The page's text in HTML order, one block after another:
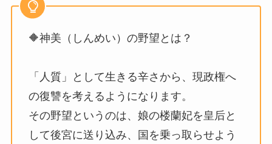
🔶神美（しんめい）の野望とは？
「人質」として生きる辛さから、現政権へ
の復讐を考えるようになります。
その野望というのは、娘の楼蘭妃を皇后と
して後宮に送り込み、国を乗っ取らせよう